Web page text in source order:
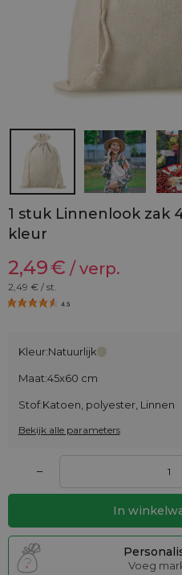
1 stuk Linnenlook zak
kleur
2,49€ / verp.
2,49 € / st.
4.5
Kleur:Natuurlijk
Maat:45x60 cm
Stof:Katoen, polyester, Linnen
Bekijk alle parameters
–
In
Voeg